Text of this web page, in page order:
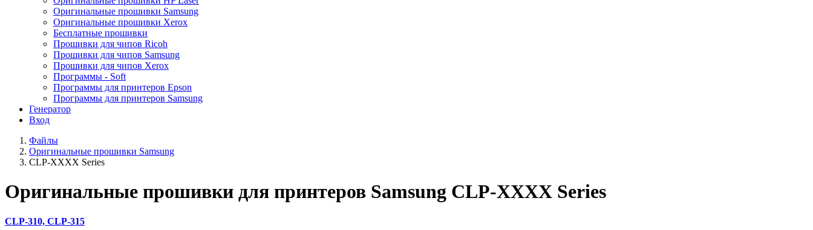
Оригинальные прошивки Samsung
Оригинальные прошивки Xerox
Бесплатные прошивки
Прошивки для чипов Ricoh
Прошивки для чипов Samsung
Прошивки для чипов Xerox
Программы - Soft
Программы для принтеров Epson
Программы для принтеров Samsung
Генератор
Вход
Файлы
Оригинальные прошивки Samsung
CLP-XXXX Series
Оригинальные прошивки для принтеров Samsung CLP-XXXX Series
CLP-310, CLP-315